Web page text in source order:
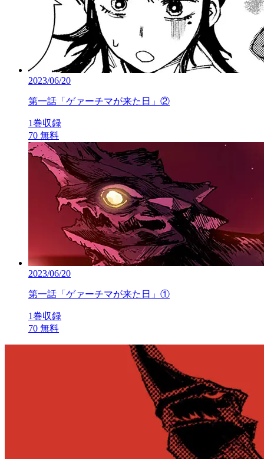
2023/06/20
第一話「ゲァーチマが来た日」②
1巻収録
70 無料
2023/06/20
第一話「ゲァーチマが来た日」①
1巻収録
70 無料